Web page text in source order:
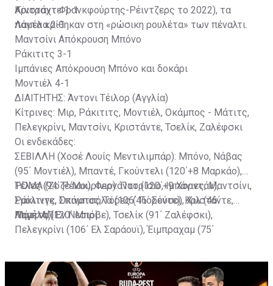
Αϊντραχτ Φρανκφούρτης-Ρέιντζερς το 2022), τα
πάντα κρίθηκαν στη «ρώσικη ρουλέτα» των πέναλτι.
Κριστάντε 1-1
Λαμέλα 2-1
Μαντσίνι Απόκρουση Μπόνο
Ράκιτιτς 3-1
Ιμπάνιες Απόκρουση Μπόνο και δοκάρι
Μοντιέλ 4-1
ΔΙΑΙΤΗΤΗΣ: Άντονι Τέιλορ (Αγγλία)
Κίτρινες: Μιρ, Ράκιτιτς, Μοντιέλ, Οκάμπος - Μάτιτς,
Πελεγκρίνι, Μαντσίνι, Κριστάντε, Τσελίκ, Ζαλέφσκι
Οι ενδεκάδες:
ΣΕΒΙΛΛΗ (Χοσέ Λουίς Μεντιλιμπάρ): Μπόνο, Νάβας
(95΄ Μοντιέλ), Μπαντέ, Γκούντελι (120΄+8 Μαρκάο),
Τέλες (94΄ Ρέκικ), Φερνάντο (120΄+9 Χορντάν),
Ράκιτιτς, Οκάμπος, Τόρες (46΄ Σούσο), Χιλ (46΄
Λαμέλα), Εν Νεσιρί
ΡΟΜΑ (Ζοζέ Μουρίνιο): Πατρίσιο, Ιμπάνιες, Μαντσίνι,
Σμόλινγκ, Σπινατσόλα (106΄ Γιορέντε), Κριστάντε,
Μάτιτς (120΄ Μπόβε), Τσελίκ (91΄ Ζαλέφσκι),
Πελεγκρίνι (106΄ Ελ Σαράουϊ), Έιμπραχαμ (75΄
Πηγή: ΑΠΕ